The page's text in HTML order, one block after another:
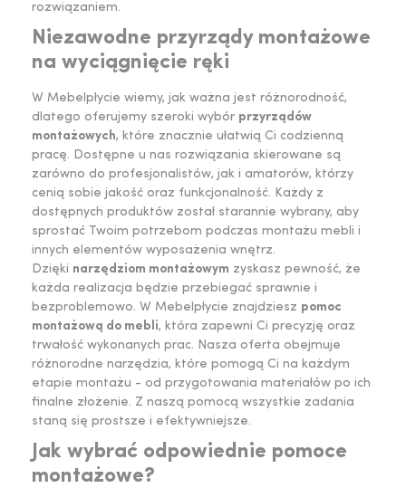
rozwiązaniem.
Niezawodne przyrządy montażowe
na wyciągnięcie ręki
W Mebelpłycie wiemy, jak ważna jest różnorodność,
dlatego oferujemy szeroki wybór przyrządów
montażowych, które znacznie ułatwią Ci codzienną
pracę. Dostępne u nas rozwiązania skierowane są
zarówno do profesjonalistów, jak i amatorów, którzy
cenią sobie jakość oraz funkcjonalność. Każdy z
dostępnych produktów został starannie wybrany, aby
sprostać Twoim potrzebom podczas montażu mebli i
innych elementów wyposażenia wnętrz.
Dzięki narzędziom montażowym zyskasz pewność, że
każda realizacja będzie przebiegać sprawnie i
bezproblemowo. W Mebelpłycie znajdziesz pomoc
montażową do mebli, która zapewni Ci precyzję oraz
trwałość wykonanych prac. Nasza oferta obejmuje
różnorodne narzędzia, które pomogą Ci na każdym
etapie montażu - od przygotowania materiałów po ich
finalne złożenie. Z naszą pomocą wszystkie zadania
staną się prostsze i efektywniejsze.
Jak wybrać odpowiednie pomoce
montażowe?